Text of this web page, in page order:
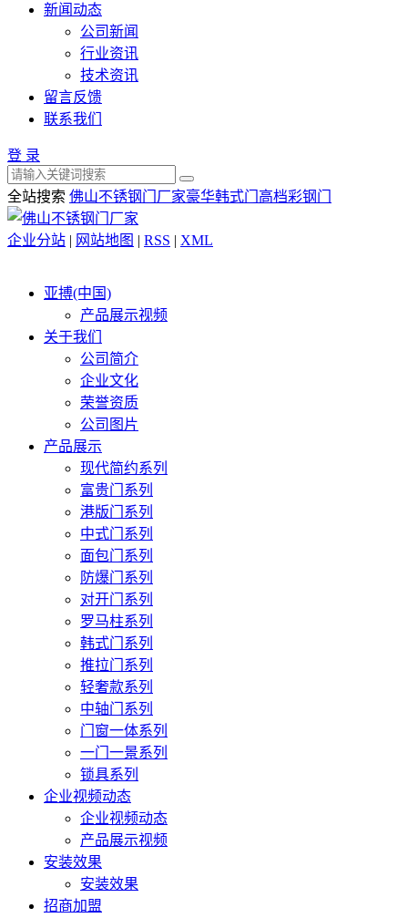
新闻动态
公司新闻
行业资讯
技术资讯
留言反馈
联系我们
登 录
全站搜索 佛山不锈钢门厂家豪华韩式门 高档彩钢门
企业分站 | 网站地图 | RSS | XML
亚搏(中国)
产品展示视频
关于我们
公司简介
企业文化
荣誉资质
公司图片
产品展示
现代简约系列
富贵门系列
港版门系列
中式门系列
面包门系列
防爆门系列
对开门系列
罗马柱系列
韩式门系列
推拉门系列
轻奢款系列
中轴门系列
门窗一体系列
一门一景系列
锁具系列
企业视频动态
企业视频动态
产品展示视频
安装效果
安装效果
招商加盟